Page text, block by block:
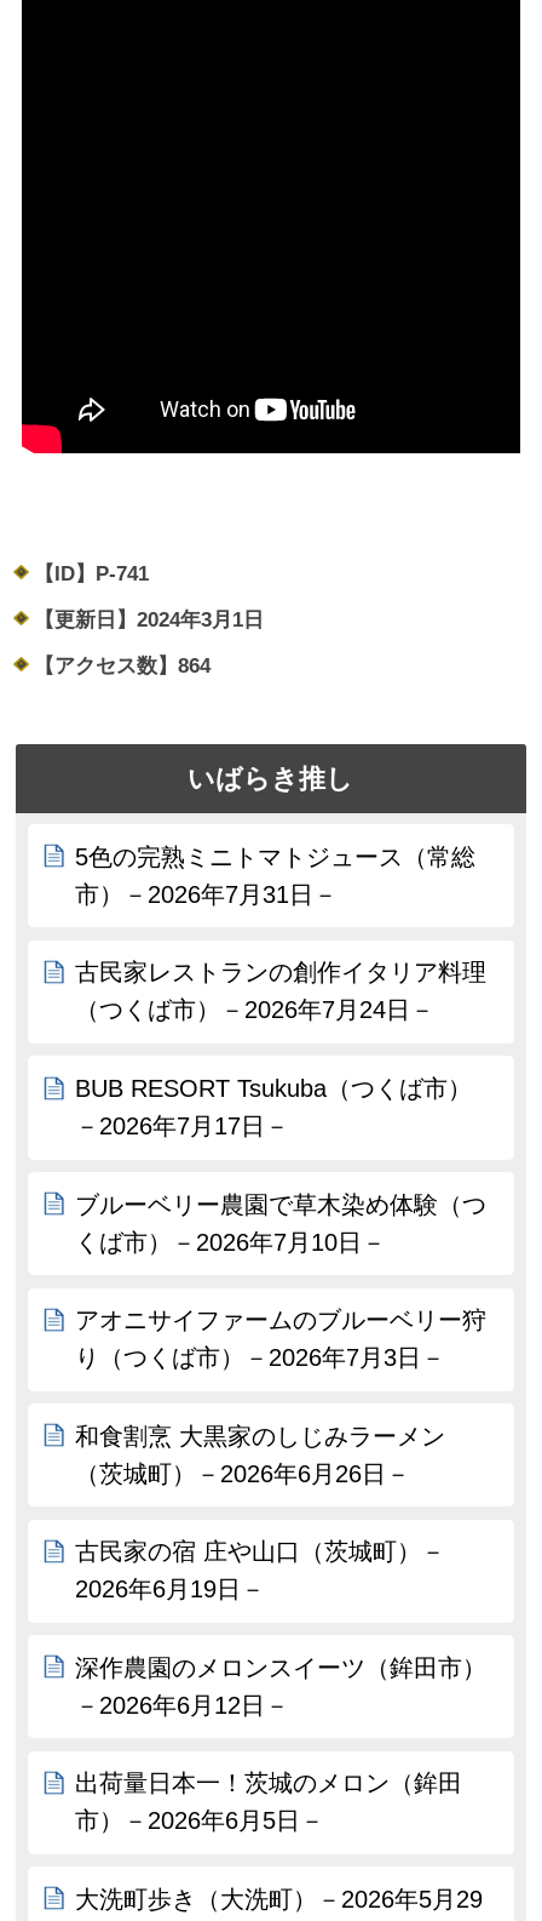
【ID】 P-741
【更新日】 2024年3月1日
【アクセス数】 864
いばらき推し
5色の完熟ミニトマトジュース（常総
市）－2026年7月31日－
古民家レストランの創作イタリア料理
（つくば市）－2026年7月24日－
BUB RESORT Tsukuba（つくば市）
－2026年7月17日－
ブルーベリー農園で草木染め体験（つ
くば市）－2026年7月10日－
アオニサイファームのブルーベリー狩
り（つくば市）－2026年7月3日－
和食割烹 大黒家のしじみラーメン
（茨城町）－2026年6月26日－
古民家の宿 庄や山口（茨城町）－
2026年6月19日－
深作農園のメロンスイーツ（鉾田市）
－2026年6月12日－
出荷量日本一！茨城のメロン（鉾田
市）－2026年6月5日－
大洗町歩き（大洗町）－2026年5月29